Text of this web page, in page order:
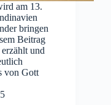
am 13.
bringen
Beitrag
und
von Gott